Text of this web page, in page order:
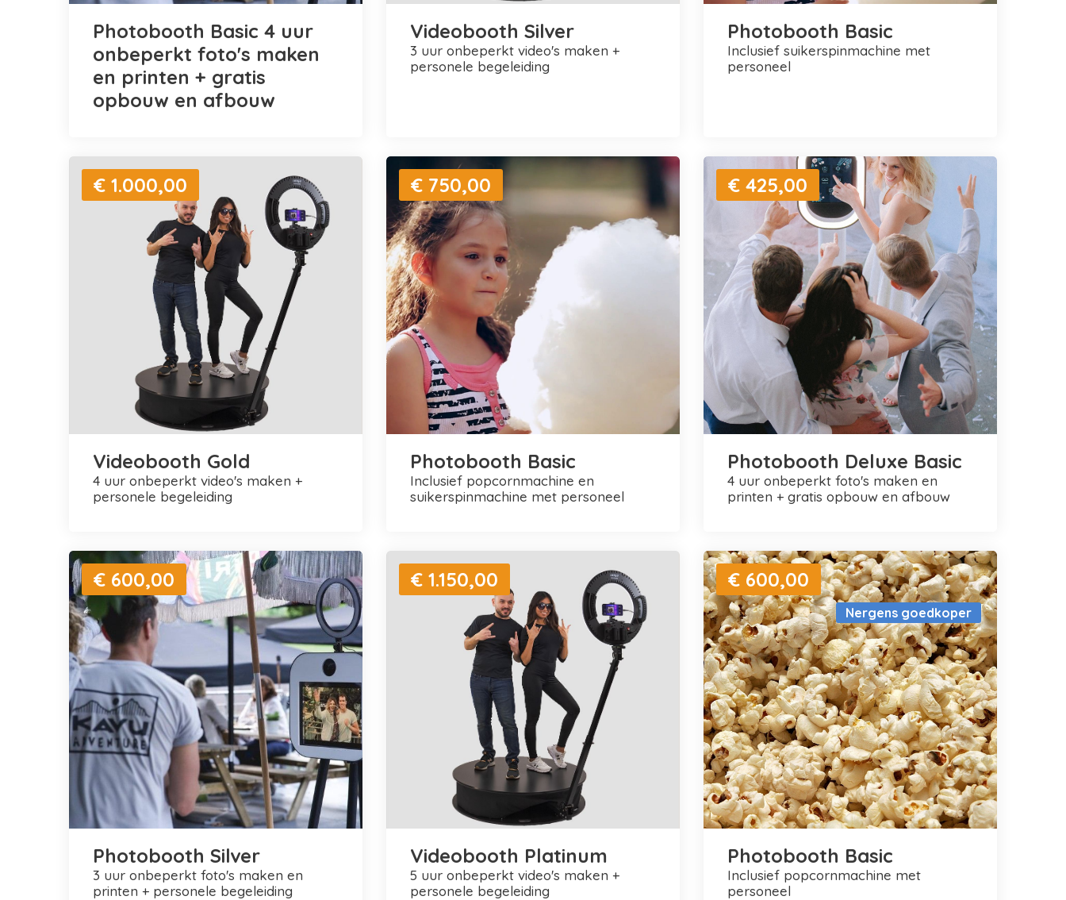
Photobooth Basic 4 uur
onbeperkt foto's maken
en printen + gratis
opbouw en afbouw
Videobooth Silver
3 uur onbeperkt video's maken +
personele begeleiding
Photobooth Basic
inclusief suikerspinmachine met
personeel
€ 1.000,00
Videobooth Gold
4 uur onbeperkt video's maken +
personele begeleiding
€ 750,00
Photobooth Basic
inclusief popcornmachine en
suikerspinmachine met personeel
€ 425,00
Photobooth Deluxe Basic
4 uur onbeperkt foto's maken en
printen + gratis opbouw en afbouw
€ 600,00
Photobooth Silver
3 uur onbeperkt foto's maken en
printen + personele begeleiding
€ 1.150,00
Videobooth Platinum
5 uur onbeperkt video's maken +
personele begeleiding
Nergens goedkoper
€ 600,00
Photobooth Basic
inclusief popcornmachine met
personeel